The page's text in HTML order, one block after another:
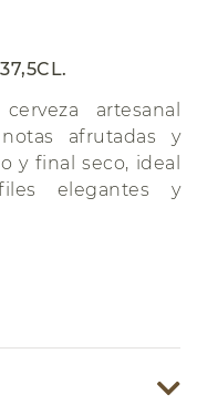
artesanal
afrutadas y
y final seco, ideal
elegantes y